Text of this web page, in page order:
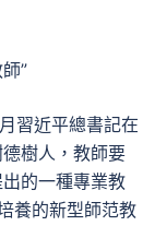
”
習近平總書記在
樹人，教師要
的一種專業教
養的新型師范教